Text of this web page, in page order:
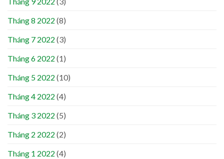
Tháng 8 2022 (8)
Tháng 7 2022 (3)
Tháng 6 2022 (1)
Tháng 5 2022 (10)
Tháng 4 2022 (4)
Tháng 3 2022 (5)
Tháng 2 2022 (2)
Tháng 1 2022 (4)